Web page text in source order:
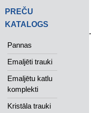
PREČU
KATALOGS
Pannas
Emaljēti trauki
Emaljētu katlu
komplekti
Kristāla trauki